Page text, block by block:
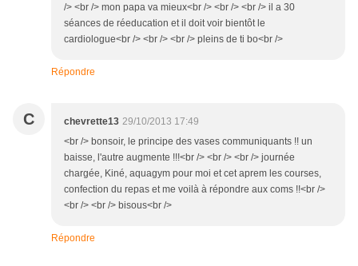
/> <br /> mon papa va mieux<br /> <br /> <br /> il a 30
séances de réeducation et il doit voir bientôt le
cardiologue<br /> <br /> <br /> pleins de ti bo<br />
Répondre
C chevrette13 29/10/2013 17:49
<br /> bonsoir, le principe des vases communiquants !! un
baisse, l'autre augmente !!!<br /> <br /> <br /> journée
chargée, Kiné, aquagym pour moi et cet aprem les courses,
confection du repas et me voilà à répondre aux coms !!<br />
<br /> <br /> bisous<br />
Répondre